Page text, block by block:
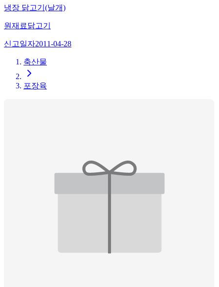
냉장 닭고기(날개)
원재료닭고기
신고일자2011-04-28
축산물
포장육